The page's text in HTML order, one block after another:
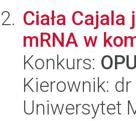
Ciała
mRNA w
Konkurs:
Kierownik:
Uniwersytet